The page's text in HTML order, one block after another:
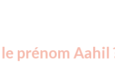
prénom Aahil